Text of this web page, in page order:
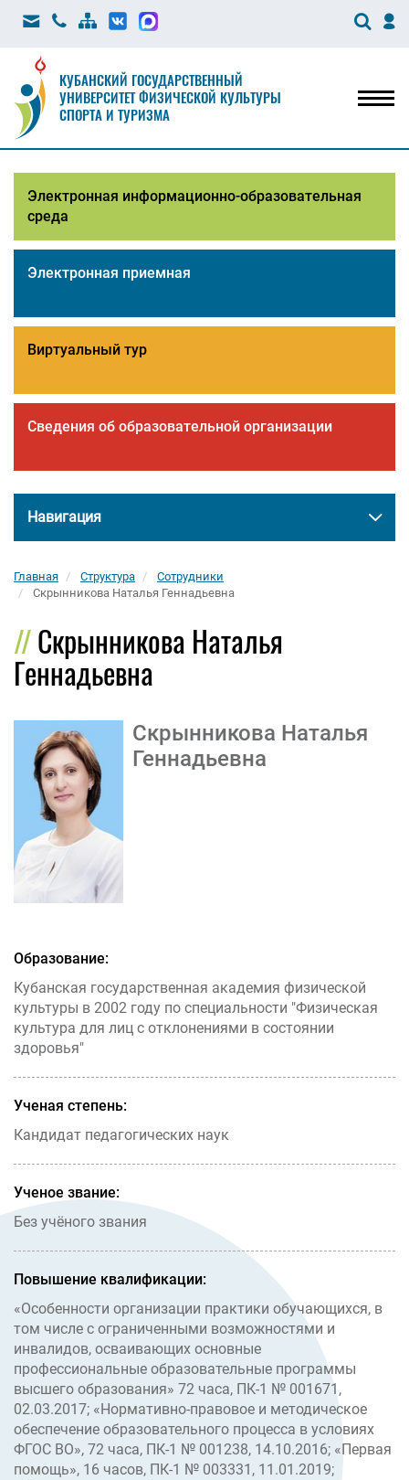
КУБАНСКИЙ ГОСУДАРСТВЕННЫЙ
УНИВЕРСИТЕТ ФИЗИЧЕСКОЙ КУЛЬТУРЫ
СПОРТА И ТУРИЗМА
Электронная информационно-образовательная
среда
Электронная приемная
Виртуальный тур
Сведения об образовательной организации
Навигация
Главная Структура
Сотрудники
Скрынникова Наталья Геннадьевна
Скрынникова Наталья
Геннадьевна
Скрынникова Наталья
Геннадьевна
Образование:
Кубанская государственная академия физической
культуры в 2002 году по специальности "Физическая
культура для лиц с отклонениями в состоянии
здоровья"
Ученая степень:
Кандидат педагогических наук
Ученое звание:
Без учёного звания
Повышение квалификации:
«Особенности организации практики обучающихся, в
том числе с ограниченными возможностями и
инвалидов, осваивающих основные
профессиональные образовательные программы
высшего образования» 72 часа, ПК-1 № 001671,
02.03.2017; «Нормативно-правовое и методическое
обеспечение образовательного процесса в условиях
ФГОС ВО», 72 часа, ПК-1 № 001238, 14.10.2016; «Первая
помощь», 16 часов, ПК-1 № 003331, 11.01.2019;